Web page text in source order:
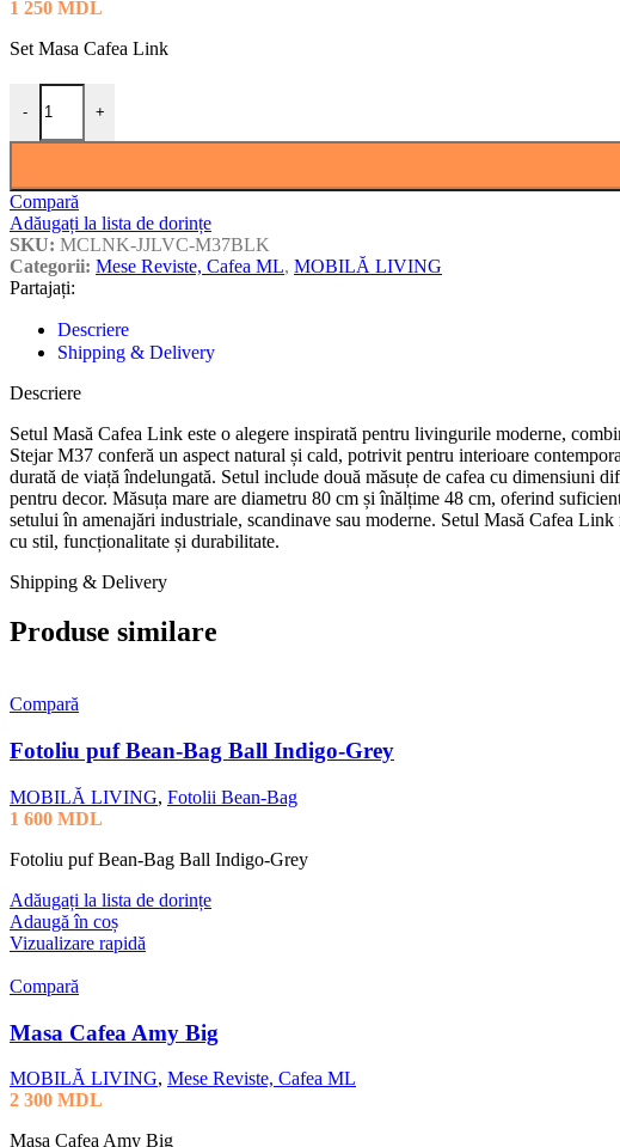
1 250 MDL
Set Masa Cafea Link
-
Cantitate Set Masa Cafea Link
+
Compară
Adăugați la lista de dorințe
SKU: MCLNK-JJLVC-M37BLK
Categorii: Mese Reviste, Cafea ML, MOBILĂ LIVING
Partajați:
Descriere
Shipping & Delivery
Descriere
Setul Masă Cafea Link este o alegere inspirată pentru livingurile moderne,
Stejar M37 conferă un aspect natural și cald, potrivit pentru interioare
durată de viață îndelungată. Setul include două măsuțe de cafea cu dimensiuni
pentru decor. Măsuța mare are diametru 80 cm și înălțime 48 cm, oferind
setului în amenajări industriale, scandinave sau moderne. Setul Masă Cafea
cu stil, funcționalitate și durabilitate.
Shipping & Delivery
Produse similare
Compară
Fotoliu puf Bean-Bag Ball Indigo-Grey
MOBILĂ LIVING, Fotolii Bean-Bag
1 600 MDL
Fotoliu puf Bean-Bag Ball Indigo-Grey
Adăugați la lista de dorințe
Adaugă în coș
Vizualizare rapidă
Compară
Masa Cafea Amy Big
MOBILĂ LIVING, Mese Reviste, Cafea ML
2 300 MDL
Masa Cafea Amy Big